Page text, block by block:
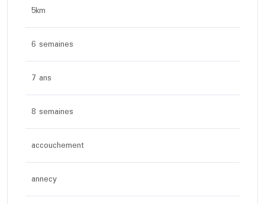
5km
6 semaines
7 ans
8 semaines
accouchement
annecy